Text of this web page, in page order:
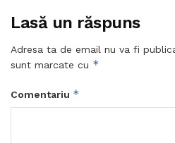
Lasă un răspuns
Adresa ta de email nu va fi
sunt marcate cu *
Comentariu *